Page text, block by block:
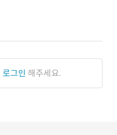
로그인 해주세요.